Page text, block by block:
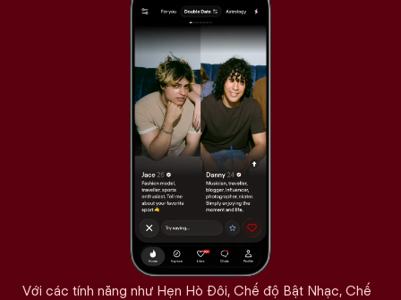
Với các tính năng như Hẹn Hò Đôi, Chế độ Bật Nhạc, Chế